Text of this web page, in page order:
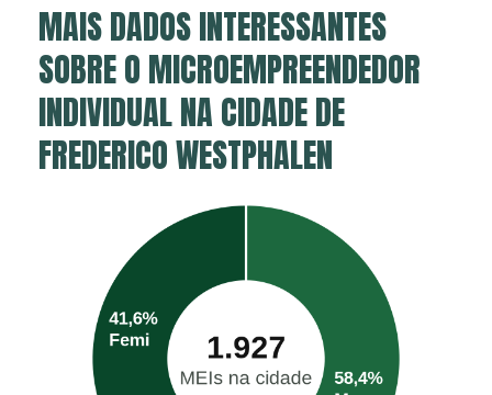
MAIS DADOS INTERESSANTES
SOBRE O MICROEMPREENDEDOR
INDIVIDUAL NA CIDADE DE
FREDERICO WESTPHALEN